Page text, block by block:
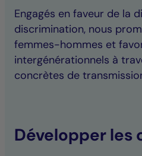
Engagés en faveur de la
discrimination, nous
femmes-hommes et
intergénérationnels à
concrètes de
Développer les